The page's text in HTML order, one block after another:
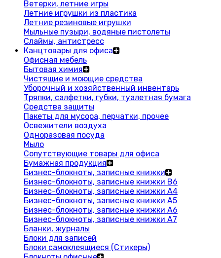
Ветерки, летние игры
Летние игрушки из пластика
Летние резиновые игрушки
Мыльные пузыри, водяные пистолеты
Слаймы, антистресс
Канцтовары для офиса
Офисная мебель
Бытовая химия
Чистящие и моющие средства
Уборочный и хозяйственный инвентарь
Тряпки, салфетки, губки, туалетная бумага
Средства защиты
Пакеты для мусора, перчатки, прочее
Освежители воздуха
Одноразовая посуда
Мыло
Сопутствующие товары для офиса
Бумажная продукция
Бизнес-блокноты, записные книжки
Бизнес-блокноты, записные книжки В6
Бизнес-блокноты, записные книжки A4
Бизнес-блокноты, записные книжки А5
Бизнес-блокноты, записные книжки А6
Бизнес-блокноты, записные книжки А7
Бланки, журналы
Блоки для записей
Блоки самоклеящиеся (Стикеры)